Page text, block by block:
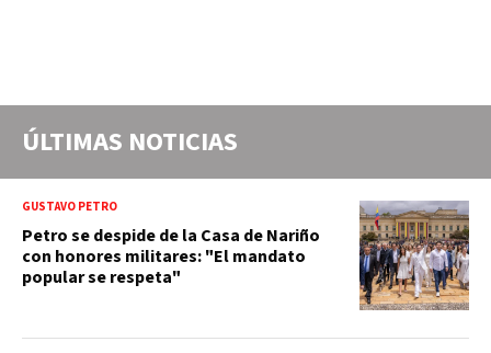
ÚLTIMAS NOTICIAS
GUSTAVO PETRO
Petro se despide de la Casa de Nariño
con honores militares: "El mandato
popular se respeta"